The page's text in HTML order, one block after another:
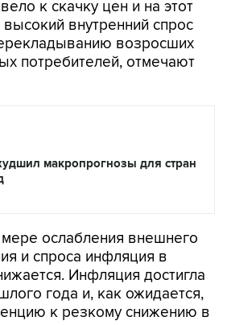
к скачку цен и на этот
внутренний спрос
возросших
потребителей, отмечают
макропрогнозы для стран
ослабления внешнего
и спроса инфляция в
Инфляция достигла
года и, как ожидается,
к резкому снижению в